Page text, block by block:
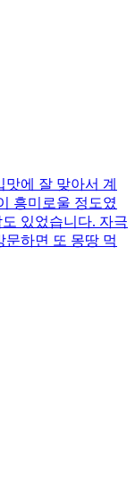
에 잘 맞아서 계
흥미로울 정도였
있었습니다. 자극
문하면 또 몽땅 먹